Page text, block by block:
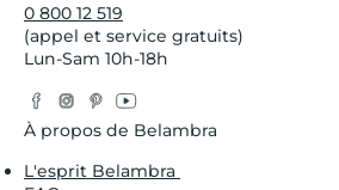
0 800 12 519
(appel et service gratuits)
Lun-Sam 10h-18h
Facebook
Instagram
Pinterest
YouTube
À propos de Belambra
L'esprit Belambra